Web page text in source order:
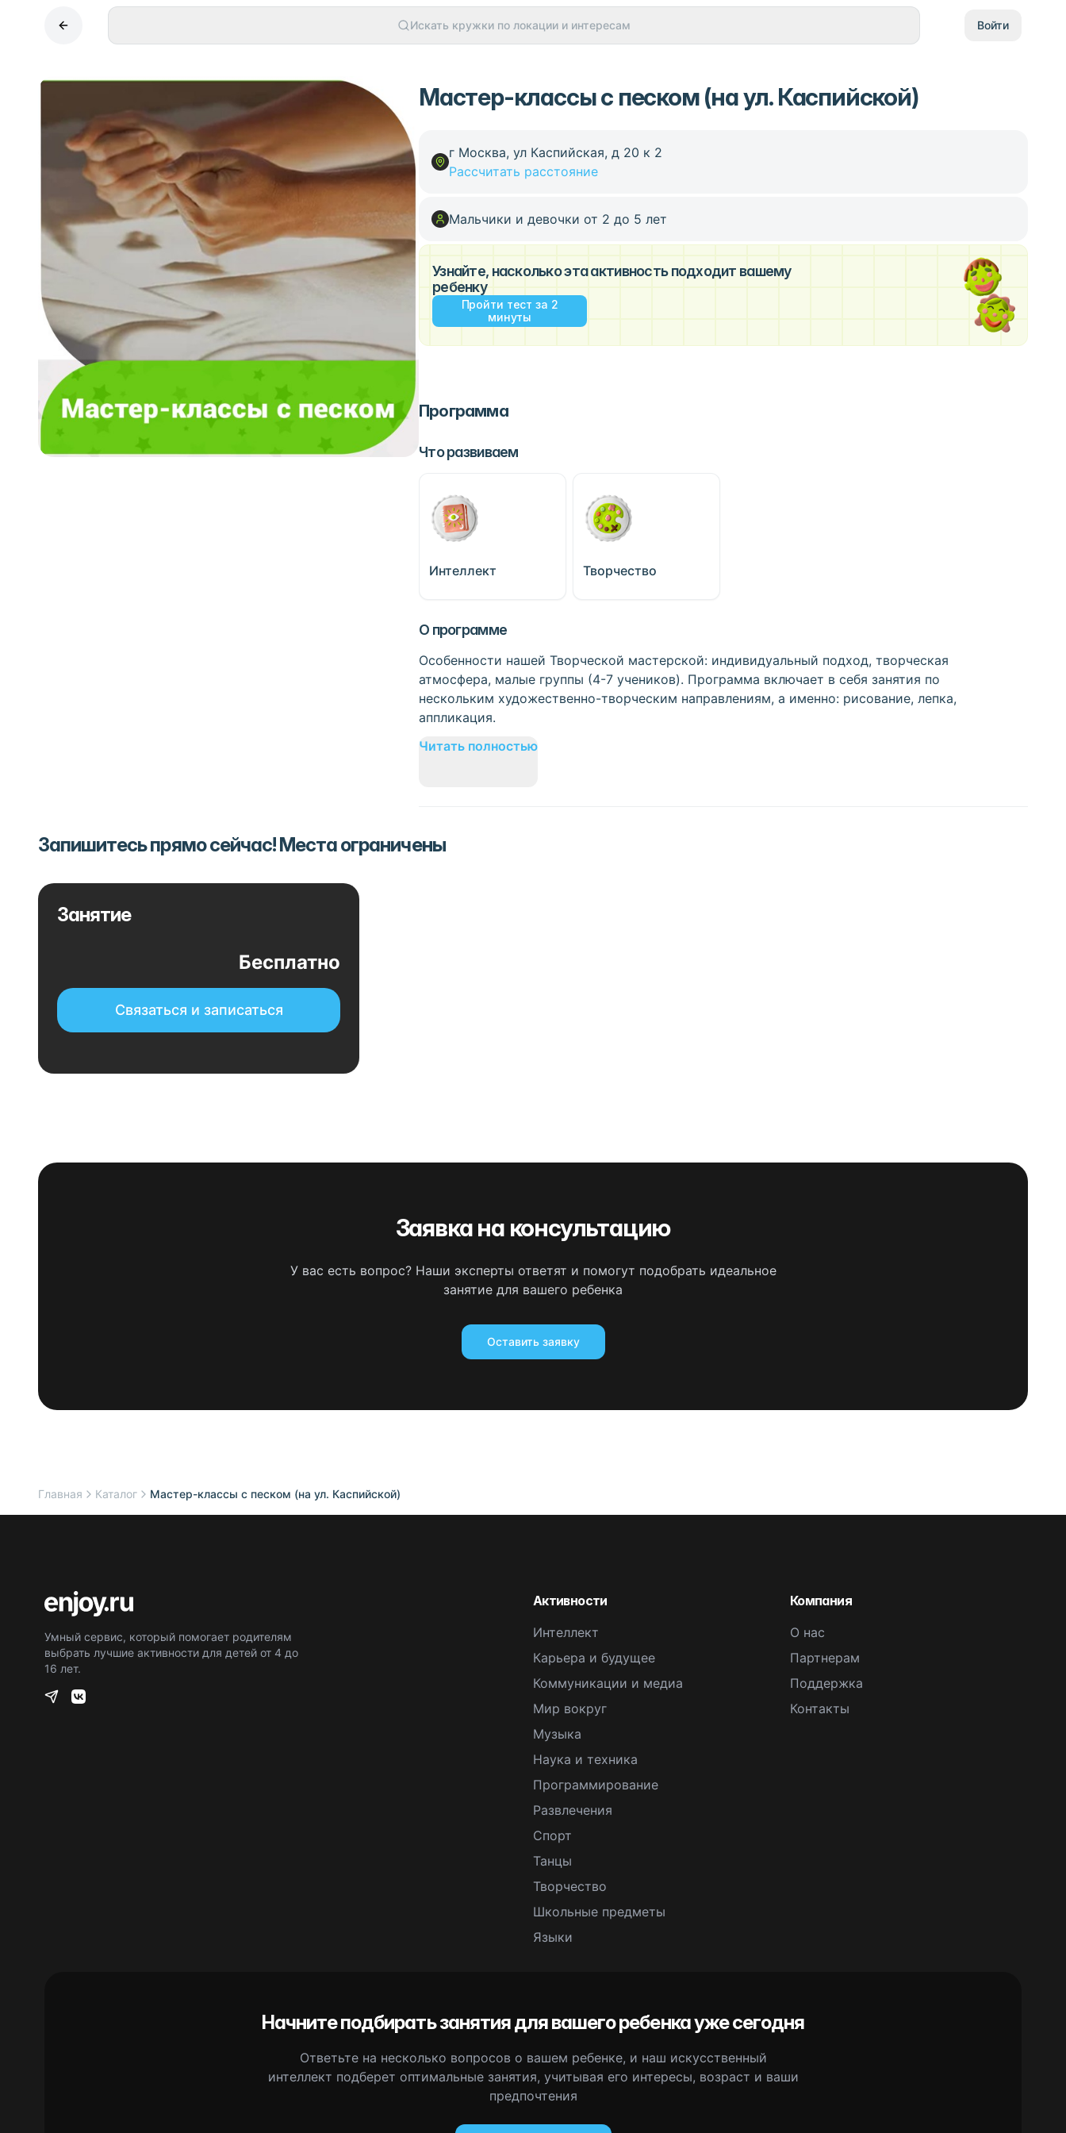
Искать кружки по локации и интересам Войти
Мастер-классы с песком (на ул. Каспийской)
г Москва, ул Каспийская, д 20 к 2
Рассчитать расстояние
Мальчики и девочки от 2 до 5 лет
Узнайте, насколько эта активность подходит вашему
ребенку
Пройти тест за 2
минуты
Программа
Что развиваем
Интеллект Творчество
О программе
Особенности нашей Творческой мастерской: индивидуальный подход, творческая
атмосфера, малые группы (4-7 учеников). Программа включает в себя занятия по
нескольким художественно-творческим направлениям, а именно: рисование, лепка,
аппликация.
Читать полностью
Запишитесь прямо сейчас! Места ограничены
Занятие
Бесплатно
Связаться и записаться
Заявка на консультацию
У вас есть вопрос? Наши эксперты ответят и помогут подобрать идеальное
занятие для вашего ребенка
Оставить заявку
Главная Каталог Мастер-классы с песком (на ул. Каспийской)
Умный сервис, который помогает родителям
выбрать лучшие активности для детей от 4 до
16 лет.
Активности
Интеллект
Карьера и будущее
Коммуникации и медиа
Мир вокруг
Музыка
Наука и техника
Программирование
Развлечения
Спорт
Танцы
Творчество
Школьные предметы
Языки
Компания
О нас
Партнерам
Поддержка
Контакты
Начните подбирать занятия для вашего ребенка уже сегодня
Ответьте на несколько вопросов о вашем ребенке, и наш искусственный
интеллект подберет оптимальные занятия, учитывая его интересы, возраст и ваши
предпочтения